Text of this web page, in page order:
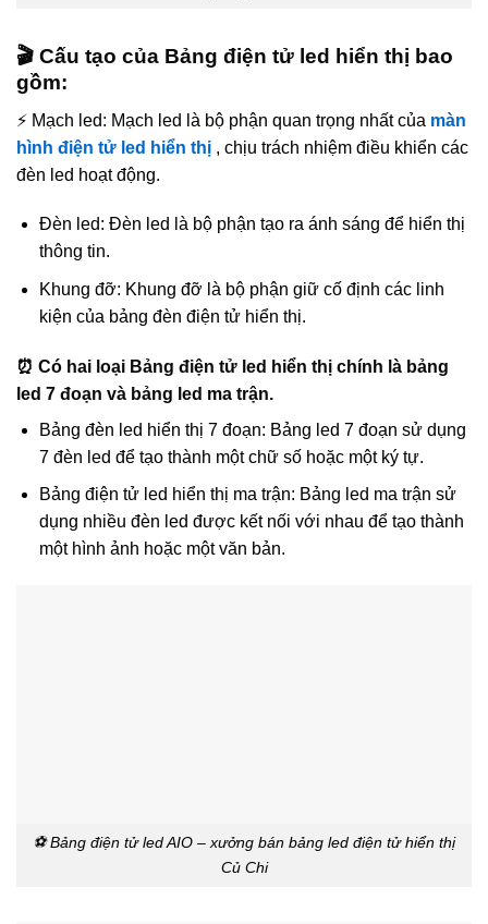
🎬 Cấu tạo của Bảng điện tử led hiển thị bao
gồm:
⚡ Mạch led: Mạch led là bộ phận quan trọng nhất của màn
hình điện tử led hiển thị , chịu trách nhiệm điều khiển các
đèn led hoạt động.
Đèn led: Đèn led là bộ phận tạo ra ánh sáng để hiển thị
thông tin.
Khung đỡ: Khung đỡ là bộ phận giữ cố định các linh
kiện của bảng đèn điện tử hiển thị.
⏰ Có hai loại Bảng điện tử led hiển thị chính là bảng
led 7 đoạn và bảng led ma trận.
Bảng đèn led hiển thị 7 đoạn: Bảng led 7 đoạn sử dụng
7 đèn led để tạo thành một chữ số hoặc một ký tự.
Bảng điện tử led hiển thị ma trận: Bảng led ma trận sử
dụng nhiều đèn led được kết nối với nhau để tạo thành
một hình ảnh hoặc một văn bản.
⚽ Bảng điện tử led AIO – xưởng bán bảng led điện tử hiển thị
Củ Chi